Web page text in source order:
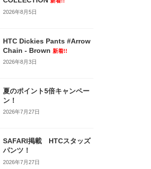
2026年8月5日
HTC Dickies Pants #Arrow
Chain - Brown 新着!!
2026年8月3日
夏のポイント5倍キャンペー
ン！
2026年7月27日
SAFARI掲載 HTCスタッズ
パンツ！
2026年7月27日